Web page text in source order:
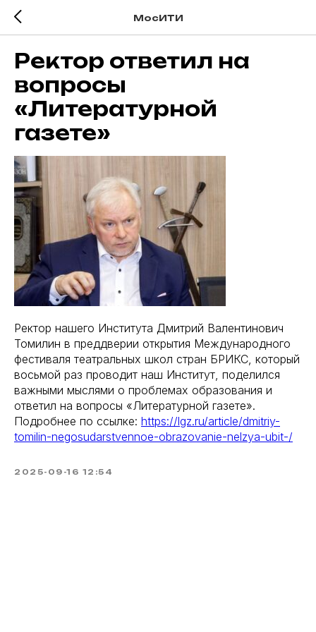
МосИТИ
Ректор ответил на
вопросы
«Литературной
газете»
Ректор нашего Института Дмитрий Валентинович
Томилин в преддверии открытия Международного
фестиваля театральных школ стран БРИКС, который
восьмой раз проводит наш Институт, поделился
важными мыслями о проблемах образования и
ответил на вопросы «Литературной газете».
Подробнее по ссылке: https://lgz.ru/article/dmitriy-
tomilin-negosudarstvennoe-obrazovanie-nelzya-ubit-/
2025-09-16 12:54